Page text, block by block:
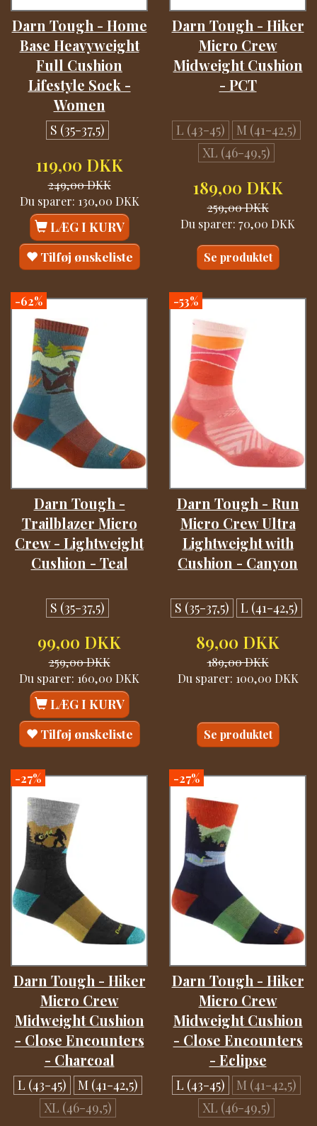
Darn Tough - Home
Base Heavyweight
Full Cushion
Lifestyle Sock -
Women
S (35-37,5)
119,00 DKK
249,00 DKK
Du sparer: 130,00 DKK
LÆG I KURV
Tilføj ønskeliste
Darn Tough - Hiker
Micro Crew
Midweight Cushion
- PCT
L (43-45)
M (41-42,5)
XL (46-49,5)
189,00 DKK
259,00 DKK
Du sparer: 70,00 DKK
Se produktet
-62%
Darn Tough -
Trailblazer Micro
Crew - Lightweight
Cushion - Teal
S (35-37,5)
99,00 DKK
259,00 DKK
Du sparer: 160,00 DKK
LÆG I KURV
Tilføj ønskeliste
-53%
Darn Tough - Run
Micro Crew Ultra
Lightweight with
Cushion - Canyon
S (35-37,5) L (41-42,5)
89,00 DKK
189,00 DKK
Du sparer: 100,00 DKK
Se produktet
-27%
Darn Tough - Hiker
Micro Crew
Midweight Cushion
- Close Encounters
- Charcoal
L (43-45)
M (41-42,5)
XL (46-49,5)
-27%
Darn Tough - Hiker
Micro Crew
Midweight Cushion
- Close Encounters
- Eclipse
L (43-45)
M (41-42,5)
XL (46-49,5)